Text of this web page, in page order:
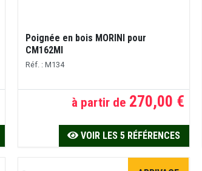
Poignée en bois MORINI pour
CM162MI
Réf. : M134
à partir de270,00 €
VOIR LES 5 RÉFÉRENCES